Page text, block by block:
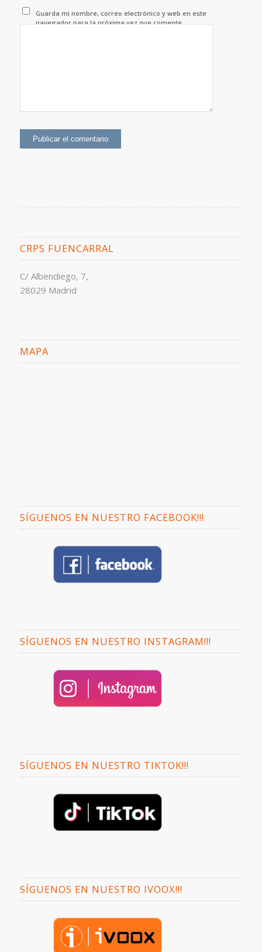
Guarda mi nombre, correo electrónico y web en este
navegador para la próxima vez que comente.
CRPS FUENCARRAL
C/ Albendiego, 7,
28029 Madrid
MAPA
SÍGUENOS EN NUESTRO FACEBOOK!!!
SÍGUENOS EN NUESTRO INSTAGRAM!!!
SÍGUENOS EN NUESTRO TIKTOK!!!
SÍGUENOS EN NUESTRO IVOOX!!!